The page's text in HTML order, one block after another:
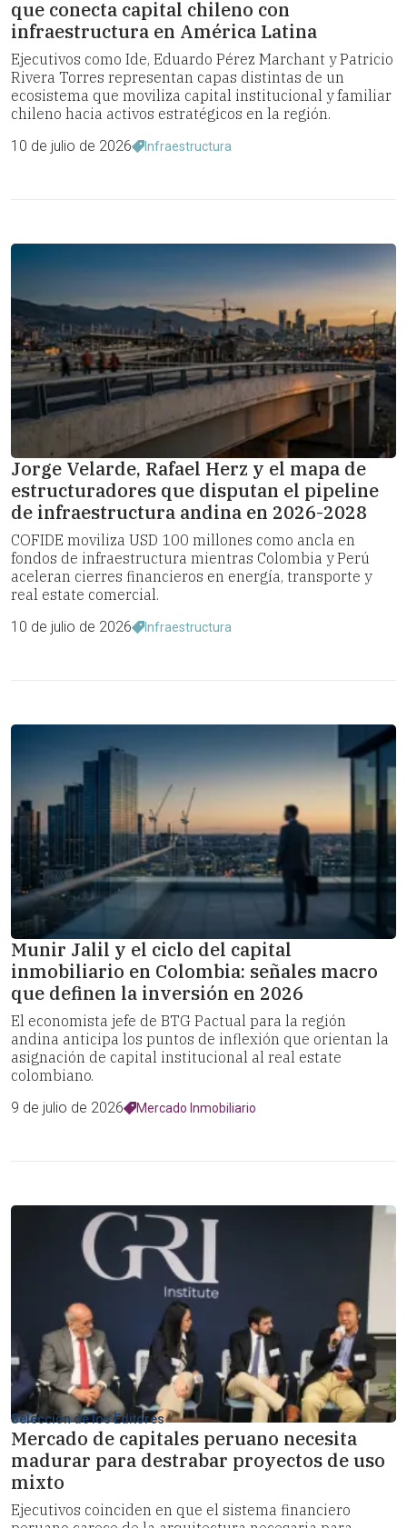
que conecta capital chileno con
infraestructura en América Latina
Ejecutivos como Ide, Eduardo Pérez Marchant y Patricio
Rivera Torres representan capas distintas de un
ecosistema que moviliza capital institucional y familiar
chileno hacia activos estratégicos en la región.
10 de julio de 2026 Infraestructura
Jorge Velarde, Rafael Herz y el mapa de
estructuradores que disputan el pipeline
de infraestructura andina en 2026-2028
COFIDE moviliza USD 100 millones como ancla en
fondos de infraestructura mientras Colombia y Perú
aceleran cierres financieros en energía, transporte y
real estate comercial.
10 de julio de 2026 Infraestructura
Munir Jalil y el ciclo del capital
inmobiliario en Colombia: señales macro
que definen la inversión en 2026
El economista jefe de BTG Pactual para la región
andina anticipa los puntos de inflexión que orientan la
asignación de capital institucional al real estate
colombiano.
9 de julio de 2026 Mercado Inmobiliario
Selección de los Editores
Mercado de capitales peruano necesita
madurar para destrabar proyectos de uso
mixto
Ejecutivos coinciden en que el sistema financiero